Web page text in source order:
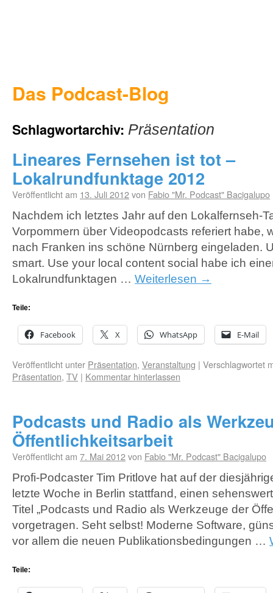
Das Podcast-Blog
Schlagwortarchiv: Präsentation
Lineares Fernsehen ist tot –
Lokalrundfunktage 2012
Veröffentlicht am 13. Juli 2012von Fabio "Mr. Podcast" Bacigalupo
Nachdem ich letztes Jahr auf den Lokalfernseh-
Vorpommern über Videopodcasts referiert habe,
nach Franken ins schöne Nürnberg eingeladen.
smart. Use your local content social habe ich
Lokalrundfunktagen … Weiterlesen →
Teile:
Facebook X WhatsApp E-Mail
Veröffentlicht unter Präsentation, Veranstaltung | Verschlagwortet
Präsentation, TV | Kommentar hinterlassen
Podcasts und Radio als
Öffentlichkeitsarbeit
Veröffentlicht am 7. Mai 2012von Fabio "Mr. Podcast" Bacigalupo
Profi-Podcaster Tim Pritlove hat auf der
letzte Woche in Berlin stattfand, einen
Titel „Podcasts und Radio als Werkzeuge der
vorgetragen. Seht selbst! Moderne Software,
vor allem die neuen Publikationsbedingungen …
Teile: